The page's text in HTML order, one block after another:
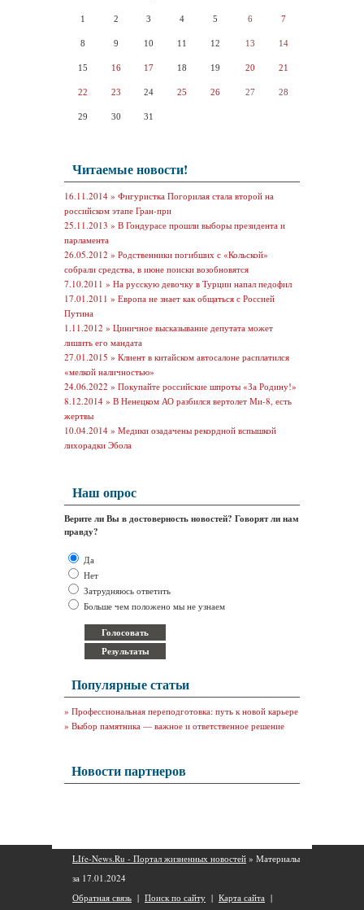
1 2 3 4 5 6 7
8 9 10 11 12 13 14
15 16 17 18 19 20 21
22 23 24 25 26 27 28
29 30 31
Читаемые новости!
16.11.2014 » Фигуристка Погорилая стала второй на
российском этапе Гран-при
25.11.2013 » В Гондурасе прошли выборы президента и
парламента
26.05.2012 » Родственники погибших с «Кольской»
собрали средства, в июне поиски возобновятся
7.10.2011 » На русскую девочку в Турции напал педофил
17.01.2011 » Европа не знает как общаться с Россией
Путина
1.11.2012 » Циничное высказывание депутата может
лишить его мандата
27.01.2015 » Клиент в китайском автосалоне расплатился
«мелкой наличностью»
24.06.2022 » Покупайте российские шпроты «За Родину!»
8.12.2014 » В Ненецком АО разбился вертолет Ми-8, есть
жертвы
10.04.2014 » Медики озадачены рекордной вспышкой
лихорадки Эбола
Наш опрос
Верите ли Вы в достоверность новостей? Говорят ли нам
правду?
Да
Нет
Затрудняюсь ответить
Больше чем положено мы не узнаем
Популярные статьи
» Профессиональная переподготовка: путь к новой карьере
» Выбор памятника — важное и ответственное решение
Новости партнеров
LIfe-News.Ru - Портал жизненных новостей » Материалы
за 17.01.2024
Обратная связь | Поиск по сайту | Карта сайта |